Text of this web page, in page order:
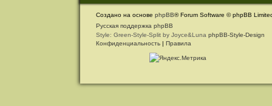
т
Создано на основе phpBB® Forum Software © phpBB
Русская поддержка phpBB
Style: Green-Style-Split by Joyce&Luna phpBB-Style-Design
Конфиденциальность | Правила